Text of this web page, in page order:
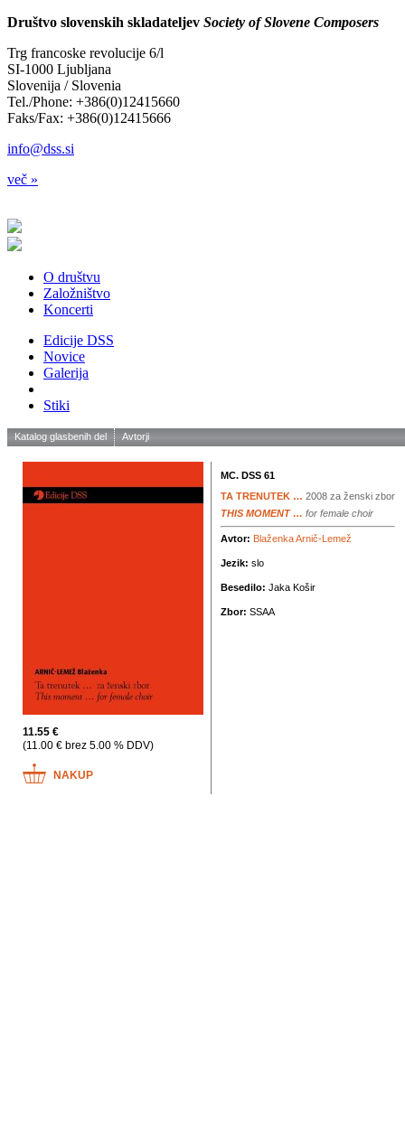
Društvo slovenskih skladateljev Society of Slovene Composers
Trg francoske revolucije 6/l
SI-1000 Ljubljana
Slovenija / Slovenia
Tel./Phone: +386(0)12415660
Faks/Fax: +386(0)12415666
info@dss.si
več »
O društvu
Založništvo
Koncerti
Edicije DSS
Novice
Galerija
Stiki